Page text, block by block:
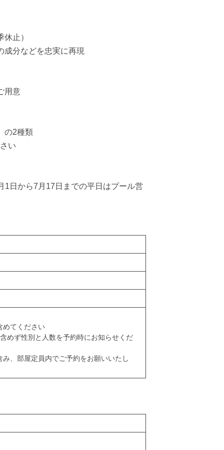
止）
成分などを忠実に再現
用意
の2種類
い
日から7月17日までの平日はプール営
めてください
めず性別と人数を予約時にお知らせくだ
、部屋定員内でご予約をお願いいたし